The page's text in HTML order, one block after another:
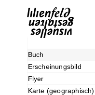
Buch
Erscheinungsbild
Flyer
Karte (geographisch)